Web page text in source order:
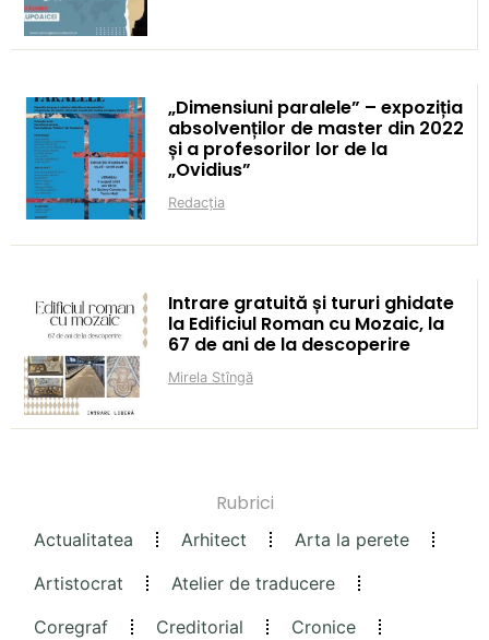
„Dimensiuni paralele” – expoziția
absolvenților de master din 2022
și a profesorilor lor de la
„Ovidius”
Redacția
Intrare gratuită și tururi ghidate
la Edificiul Roman cu Mozaic, la
67 de ani de la descoperire
Mirela Stîngă
Rubrici
Actualitatea Arhitect
Arta la perete
Artistocrat
Atelier de traducere
Coregraf
Creditorial
Cronice